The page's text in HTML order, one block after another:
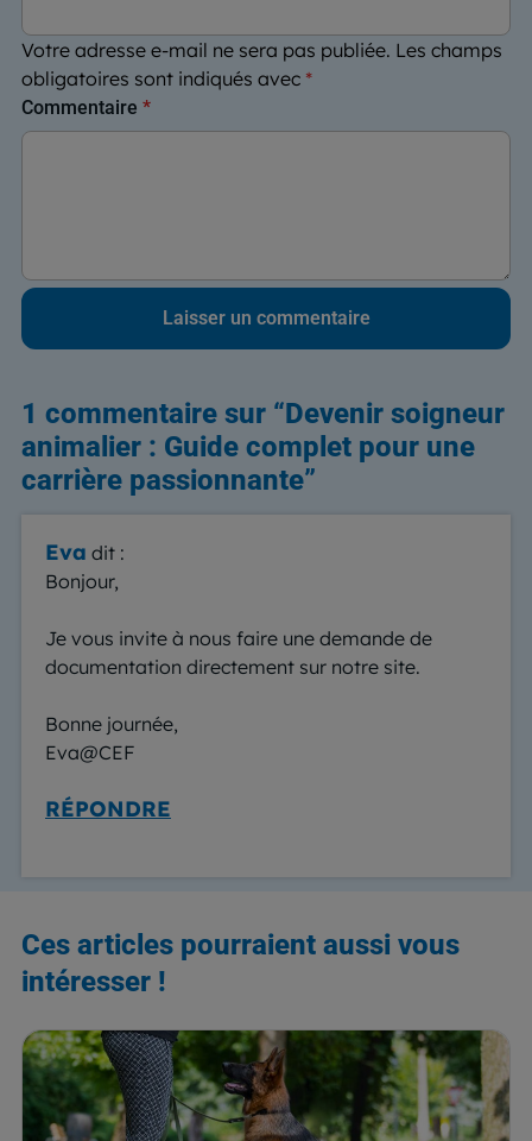
Votre adresse e-mail ne sera pas publiée. Les champs
obligatoires sont indiqués avec *
Commentaire *
1 commentaire sur “Devenir soigneur
animalier : Guide complet pour une
carrière passionnante”
Eva dit :
Bonjour,
Je vous invite à nous faire une demande de
documentation directement sur notre site.
Bonne journée,
Eva@CEF
RÉPONDRE
Ces articles pourraient aussi vous
intéresser !